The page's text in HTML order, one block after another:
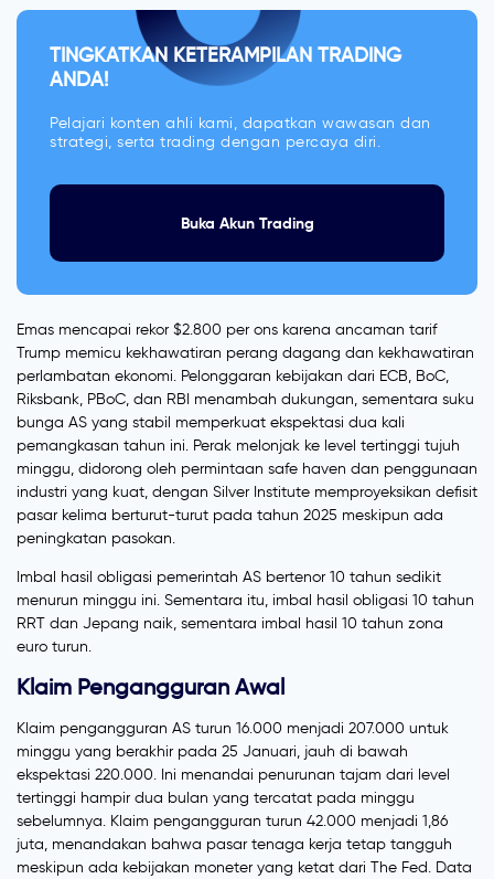
TINGKATKAN KETERAMPILAN TRADING
ANDA!
Pelajari konten ahli kami, dapatkan wawasan dan
strategi, serta trading dengan percaya diri.
Buka Akun Trading
Emas mencapai rekor $2.800 per ons karena ancaman tarif
Trump memicu kekhawatiran perang dagang dan kekhawatiran
perlambatan ekonomi. Pelonggaran kebijakan dari ECB, BoC,
Riksbank, PBoC, dan RBI menambah dukungan, sementara suku
bunga AS yang stabil memperkuat ekspektasi dua kali
pemangkasan tahun ini. Perak melonjak ke level tertinggi tujuh
minggu, didorong oleh permintaan safe haven dan penggunaan
industri yang kuat, dengan Silver Institute memproyeksikan defisit
pasar kelima berturut-turut pada tahun 2025 meskipun ada
peningkatan pasokan.
Imbal hasil obligasi pemerintah AS bertenor 10 tahun sedikit
menurun minggu ini. Sementara itu, imbal hasil obligasi 10 tahun
RRT dan Jepang naik, sementara imbal hasil 10 tahun zona
euro turun.
Klaim Pengangguran Awal
Klaim pengangguran AS turun 16.000 menjadi 207.000 untuk
minggu yang berakhir pada 25 Januari, jauh di bawah
ekspektasi 220.000. Ini menandai penurunan tajam dari level
tertinggi hampir dua bulan yang tercatat pada minggu
sebelumnya. Klaim pengangguran turun 42.000 menjadi 1,86
juta, menandakan bahwa pasar tenaga kerja tetap tangguh
meskipun ada kebijakan moneter yang ketat dari The Fed. Data